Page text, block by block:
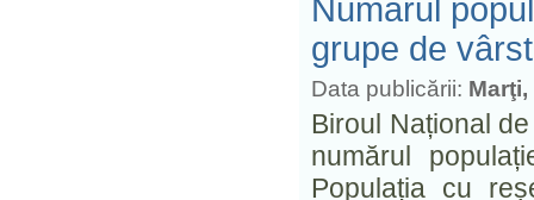
Numărul
grupe de
Data publicării:
Biroul Național
numărul
Populația cu